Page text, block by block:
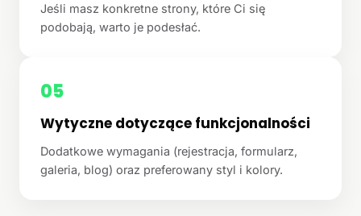
Jeśli masz konkretne strony, które Ci się
podobają, warto je podesłać.
05
Wytyczne dotyczące funkcjonalności
Dodatkowe wymagania (rejestracja, formularz,
galeria, blog) oraz preferowany styl i kolory.